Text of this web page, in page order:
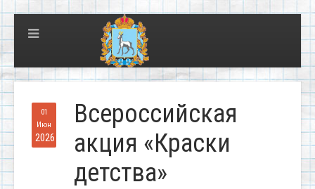
01
Июн
2026
Всероссийская
акция «Краски
детства»